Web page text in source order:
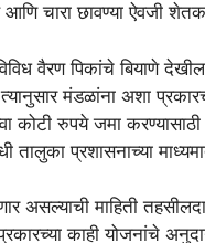
आणि चारा छावण्या ऐवजी
वैरण पिकांचे बियाणे
मंडळांना अशा
कोटी रुपये जमा
तालुका प्रशासनाच्या
असल्याची माहिती
काही योजनांचे